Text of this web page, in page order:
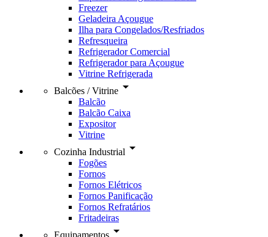
Freezer
Geladeira Açougue
Ilha para Congelados/Resfriados
Refresqueira
Refrigerador Comercial
Refrigerador para Açougue
Vitrine Refrigerada
Balcões / Vitrine arrow_drop_down
Balcão
Balcão Caixa
Expositor
Vitrine
Cozinha Industrial arrow_drop_down
Fogões
Fornos
Fornos Elétricos
Fornos Panificação
Fornos Refratários
Fritadeiras
Equipamentos arrow_drop_down